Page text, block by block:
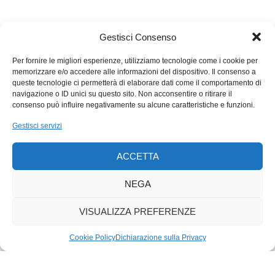
Gestisci Consenso
Per fornire le migliori esperienze, utilizziamo tecnologie come i cookie per
memorizzare e/o accedere alle informazioni del dispositivo. Il consenso a
queste tecnologie ci permetterà di elaborare dati come il comportamento di
navigazione o ID unici su questo sito. Non acconsentire o ritirare il
consenso può influire negativamente su alcune caratteristiche e funzioni.
Gestisci servizi
ACCETTA
NEGA
VISUALIZZA PREFERENZE
Cookie PolicyDichiarazione sulla Privacy
provenienza e delle destinazioni: i flussi del totale
complessivo. Se ritenessimo solo il totale complessivo
risulterebbe che i partner commerciali più importanti del Ticino
non sono, come sono invece per la Svizzera, i paesi
confinanti, ma paesi asiatici come l’India, la Cina e Singapore
per le esportazioni, gli Emirati Uniti, Hong Kong e il Vietnam